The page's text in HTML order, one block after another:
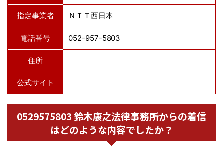
指定事業者 ＮＴＴ西日本
電話番号 052-957-5803
住所
公式サイト
0529575803 鈴木康之法律事務所からの着信
はどのような内容でしたか？